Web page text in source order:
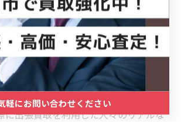
め方
ミランキングの活用法
用するためには、まず口コミランキン
に活用することが重要です。口コミラ
に出張買取を利用した人々のリアルな
軽にお問い合わせください